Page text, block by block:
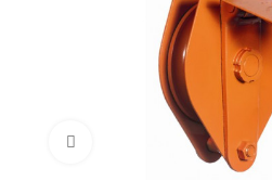
Нажмите, чтобы увеличить